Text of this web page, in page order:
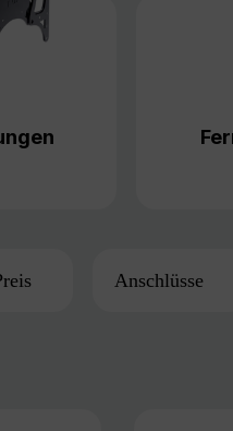
Anschlüsse